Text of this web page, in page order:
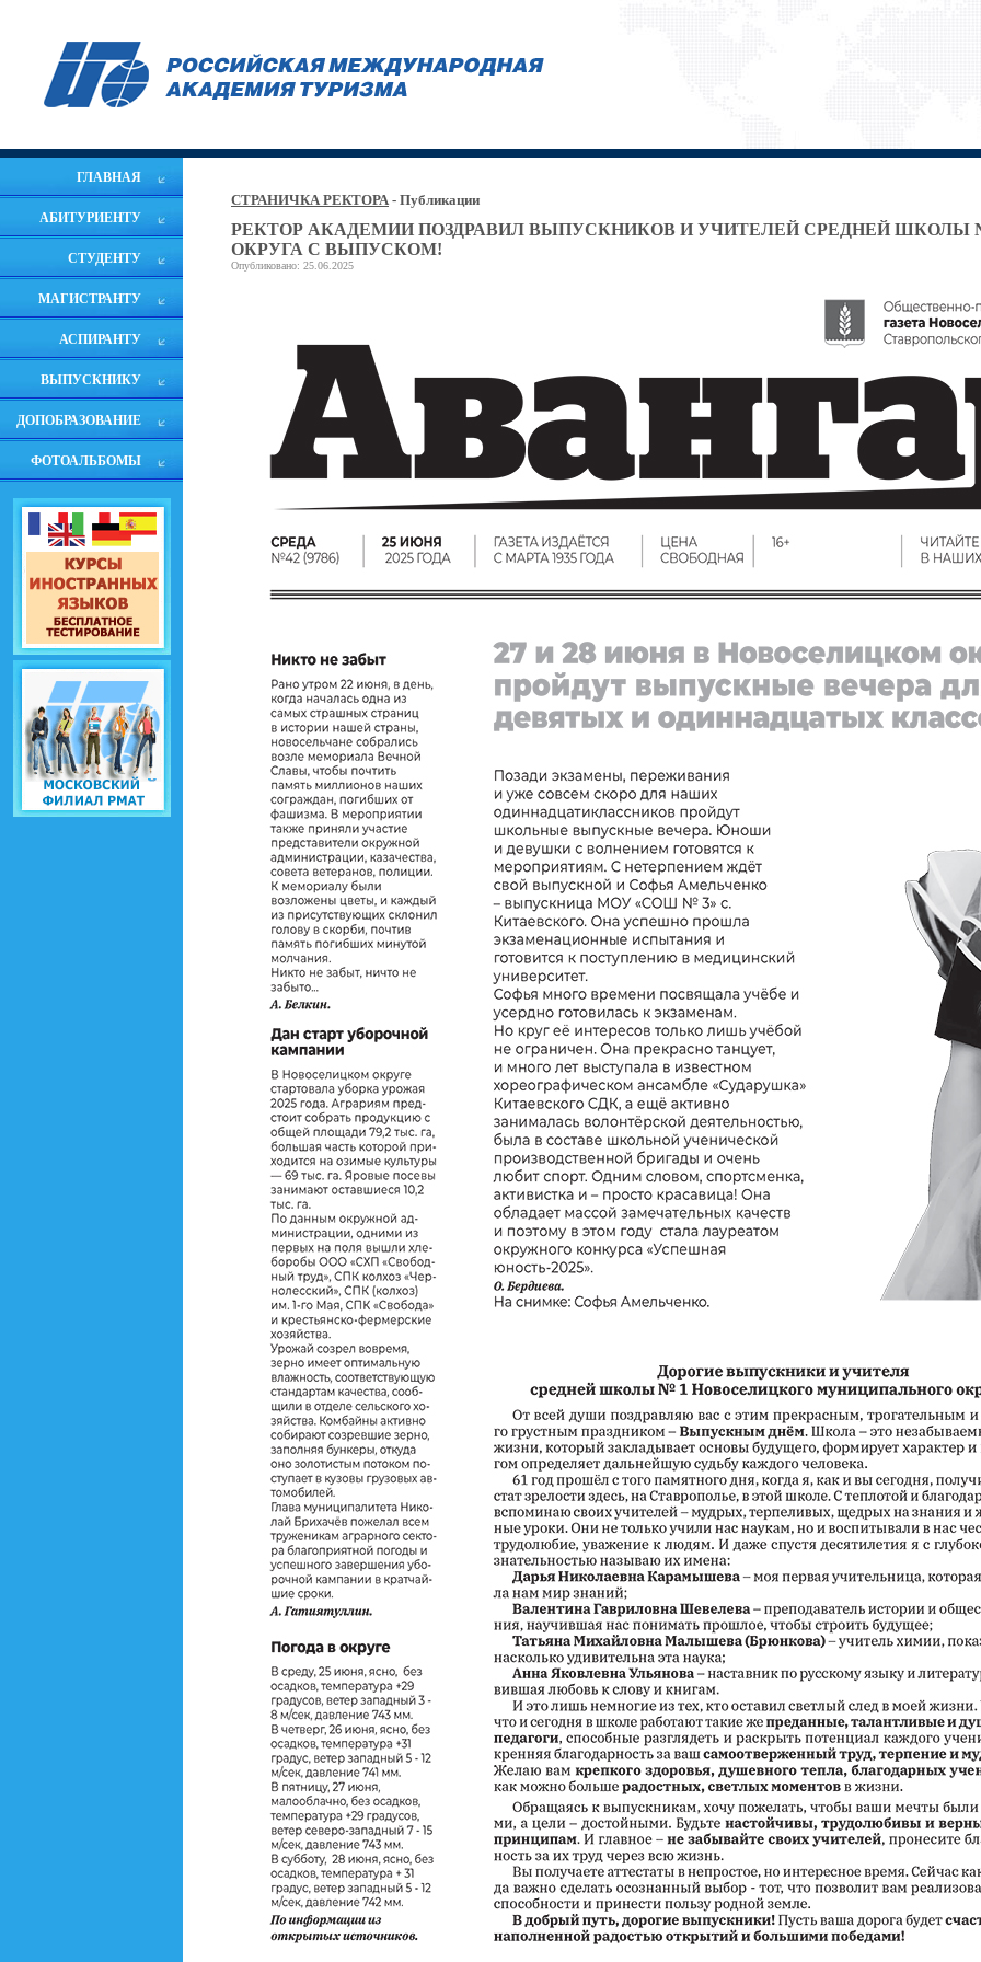
ГЛАВНАЯ
АБИТУРИЕНТУ
СТУДЕНТУ
МАГИСТРАНТУ
АСПИРАНТУ
ВЫПУСКНИКУ
ДОПОБРАЗОВАНИЕ
ФОТОАЛЬБОМЫ
СТРАНИЧКА РЕКТОРА- Публикации
РЕКТОР АКАДЕМИИ ПОЗДРАВИЛ ВЫПУСКНИКОВ И УЧИТЕЛЕЙ СРЕДНЕЙ
ОКРУГА С ВЫПУСКОМ!
Опубликовано: 25.06.2025